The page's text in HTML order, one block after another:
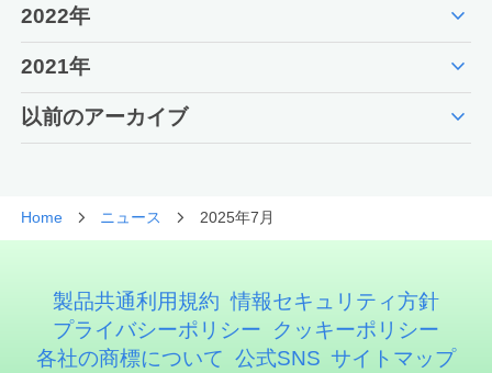
2022年 expand_more
2021年 expand_more
以前のアーカイブ expand_more
Home ニュース 2025年7月
製品共通利用規約 情報セキュリティ方針
プライバシーポリシー
クッキーポリシー
各社の商標について 公式SNS サイトマップ